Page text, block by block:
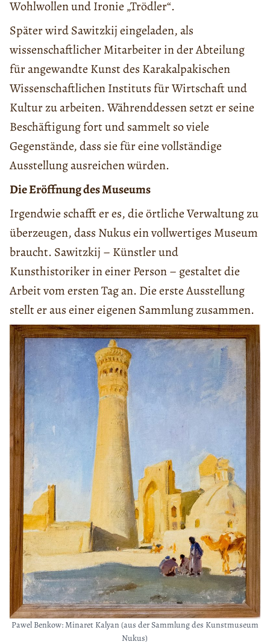
Wohlwollen und Ironie „Trödler“.
Später wird Sawitzkij eingeladen, als
wissenschaftlicher Mitarbeiter in der Abteilung
für angewandte Kunst des Karakalpakischen
Wissenschaftlichen Instituts für Wirtschaft und
Kultur zu arbeiten. Währenddessen setzt er seine
Beschäftigung fort und sammelt so viele
Gegenstände, dass sie für eine vollständige
Ausstellung ausreichen würden.
Die Eröffnung des Museums
Irgendwie schafft er es, die örtliche Verwaltung zu
überzeugen, dass Nukus ein vollwertiges Museum
braucht. Sawitzkij – Künstler und
Kunsthistoriker in einer Person – gestaltet die
Arbeit vom ersten Tag an. Die erste Ausstellung
stellt er aus einer eigenen Sammlung zusammen.
Pawel Benkow: Minaret Kalyan (aus der Sammlung des Kunstmuseum
Nukus)